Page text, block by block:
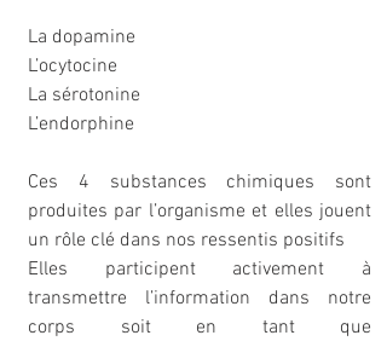
La dopamine
L’ocytocine
La sérotonine
L’endorphine
Ces 4 substances chimiques sont
produites par l’organisme et elles jouent
un rôle clé dans nos ressentis positifs
Elles participent activement à
transmettre l’information dans notre
corps soit en tant que